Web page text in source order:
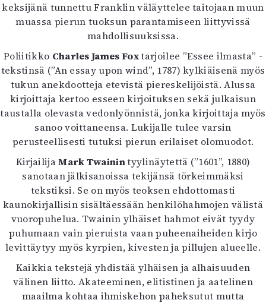
keksijänä tunnettu Franklin väläyttelee taitojaan muun
muassa pierun tuoksun parantamiseen liittyvissä
mahdollisuuksissa.
Poliitikko Charles James Foxtarjoilee ”Essee ilmasta” -
tekstinsä (”An essay upon wind”, 1787) kylkiäisenä myös
tukun anekdootteja etevistä piereskelijöistä. Alussa
kirjoittaja kertoo esseen kirjoituksen sekä julkaisun
taustalla olevasta vedonlyönnistä, jonka kirjoittaja myös
sanoo voittaneensa. Lukijalle tulee varsin
perusteellisesti tutuksi pierun erilaiset olomuodot.
KirjailijaMark Twainintyylinäytettä (”1601”, 1880)
sanotaan jälkisanoissa tekijänsä törkeimmäksi
tekstiksi. Se on myös teoksen ehdottomasti
kaunokirjallisin sisältäessään henkilöhahmojen välistä
vuoropuhelua. Twainin ylhäiset hahmot eivät tyydy
puhumaan vain pieruista vaan puheenaiheiden kirjo
levittäytyy myös kyrpien, kivesten ja pillujen alueelle.
Kaikkia tekstejä yhdistää ylhäisen ja alhaisuuden
välinen liitto. Akateeminen, elitistinen ja aatelinen
maailma kohtaa ihmiskehon paheksutut mutta